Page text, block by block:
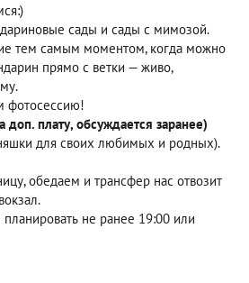
сады и сады с мимозой.
тем самым моментом, когда можно
прямо с ветки — живо,
фотосессию!
доп. плату, обсуждается заранее)
для своих любимых и родных).
обедаем и трансфер нас отвозит
не ранее 19:00 или